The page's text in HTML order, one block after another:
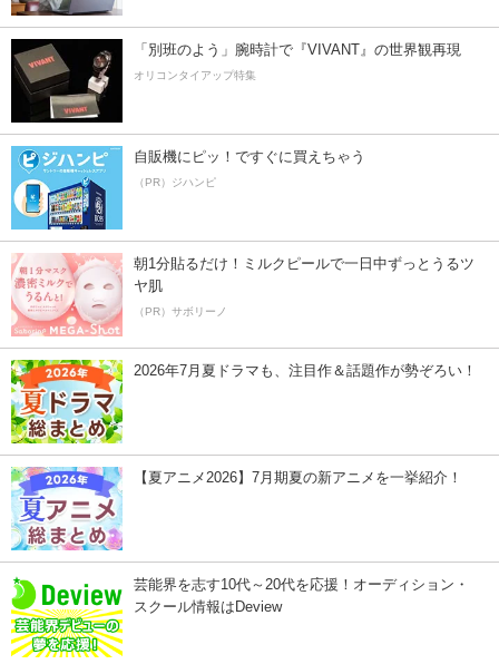
「別班のよう」腕時計で『VIVANT』の世界観再現
オリコンタイアップ特集
自販機にピッ！ですぐに買えちゃう
（PR）ジハンピ
朝1分貼るだけ！ミルクピールで一日中ずっとうるツ
ヤ肌
（PR）サボリーノ
2026年7月夏ドラマも、注目作＆話題作が勢ぞろい！
【夏アニメ2026】7月期夏の新アニメを一挙紹介！
芸能界を志す10代～20代を応援！オーディション・
スクール情報はDeview